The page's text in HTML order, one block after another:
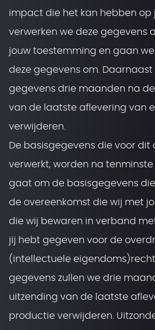
impact die het kan hebben op
verwerken we deze gegevens
jouw toestemming en gaan
deze gegevens om. Daarnaast
gegevens drie maanden na
van de laatste aflevering van
verwijderen.
De basisgegevens die voor dit
verwerkt, worden na
gaat om de basisgegevens
de overeenkomst die wij met
die wij bewaren in verband
jij hebt gegeven voor de
(intellectuele
gegevens zullen we drie
uitzending van de laatste
productie verwijderen.